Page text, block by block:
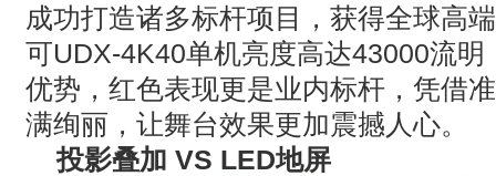
成功打造诸多标杆项目，获得全球高
可UDX-4K40单机亮度高达43000流明
优势，红色表现更是业内标杆，凭借
满绚丽，让舞台效果更加震撼人心。
投影叠加 VS LED地屏